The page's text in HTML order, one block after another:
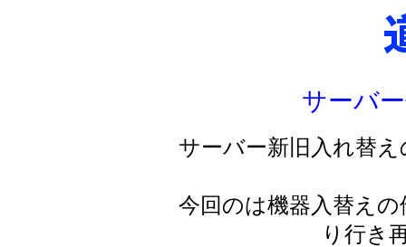
サーバ
サーバー新旧入れ替
今回のは機器入替え
り行き